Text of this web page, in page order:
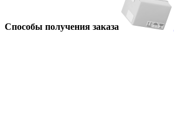
Способы получения заказа